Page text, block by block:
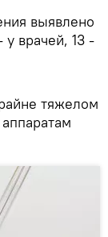
выявлено
врачей, 13 -
тяжелом